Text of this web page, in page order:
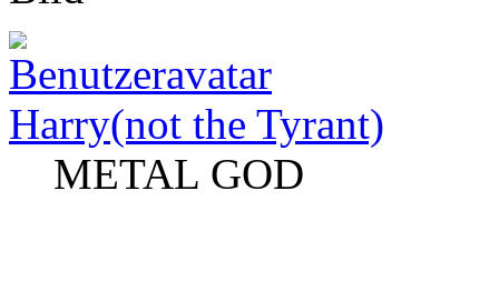
Harry(not the Tyrant)
METAL GOD